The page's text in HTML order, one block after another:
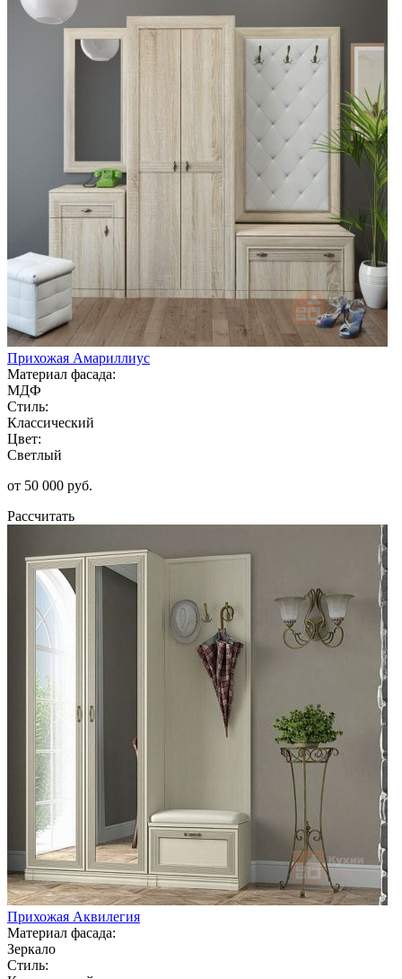
Прихожая Амариллиус
Материал фасада:
МДФ
Стиль:
Классический
Цвет:
Светлый
от 50 000 руб.
Рассчитать
Прихожая Аквилегия
Материал фасада:
Зеркало
Стиль: